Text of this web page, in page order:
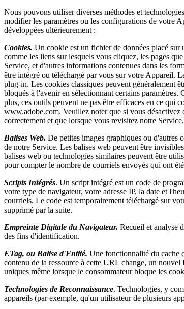
Nous pouvons utiliser diverses méthodes et
modifier les paramètres ou les configurations de votre
développées ultérieurement :
Cookies. Un cookie est un fichier de données placé
comme les liens sur lesquels vous cliquez, les pages
Service, et d'autres informations contenues dans les
être intégré ou téléchargé par vous sur votre Appareil.
plug-in. Les cookies classiques peuvent généralement
bloqués à l'avenir en sélectionnant certains
plus, ces outils peuvent ne pas être efficaces en ce qui
www.adobe.com. Veuillez noter que si vous
correctement et que lorsque vous revisitez notre
Balises Web. De petites images graphiques ou d'autres
de notre Service. Les balises web peuvent être
balises web ou technologies similaires peuvent être
pour compter le nombre de courriels envoyés qui ont
Scripts Intégrés. Un script intégré est un code de
votre type de navigateur, votre adresse IP, la date et
courriels. Le code est temporairement téléchargé sur
supprimé par la suite.
Empreinte Digitale du Navigateur. Recueil et analyse
des fins d'identification.
ETag, ou Balise d'Entité. Une fonctionnalité du cache
contenu de la ressource à cette URL change, un
uniques même lorsque le consommateur bloque les
Technologies de Reconnaissance. Technologies, y
appareils (par exemple, qu'un utilisateur de plusieurs